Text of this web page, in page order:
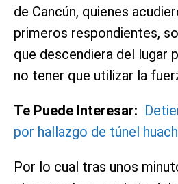
de Cancún, quienes
primeros respondientes,
que descendiera del lugar
no tener que utilizar la
Te Puede Interesar:
por hallazgo de túnel
Por lo cual tras unos